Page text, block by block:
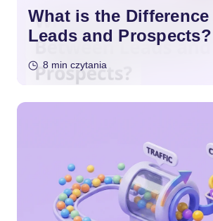
What is the Difference
Leads and Prospects?
8 min czytania